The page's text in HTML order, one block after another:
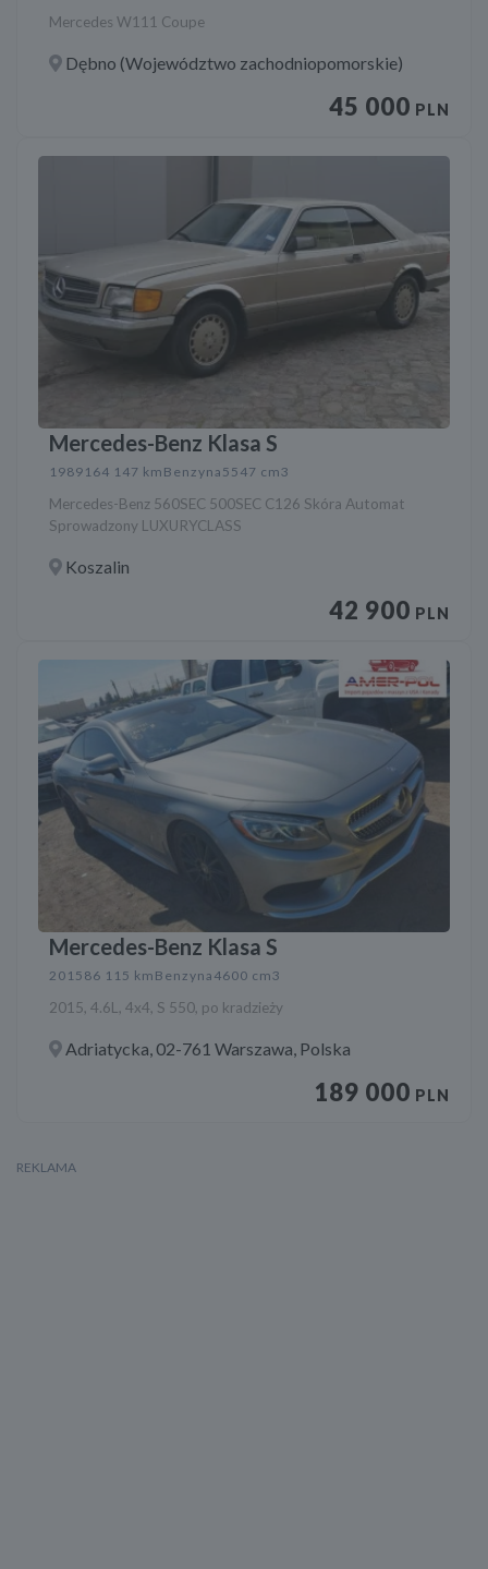
Mercedes W111 Coupe
Dębno (Województwo zachodniopomorskie)
45 000 PLN
Mercedes-Benz Klasa S
1989 164 147 km Benzyna 5547 cm3
Mercedes-Benz 560SEC 500SEC C126 Skóra Automat
Sprowadzony LUXURYCLASS
Koszalin
42 900 PLN
Mercedes-Benz Klasa S
2015 86 115 km Benzyna 4600 cm3
2015, 4.6L, 4x4, S 550, po kradzieży
Adriatycka, 02-761 Warszawa, Polska
189 000 PLN